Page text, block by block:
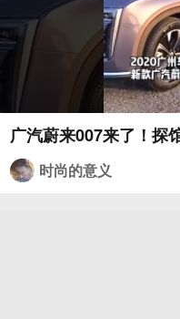
广汽蔚来007来了！探
时尚的意义